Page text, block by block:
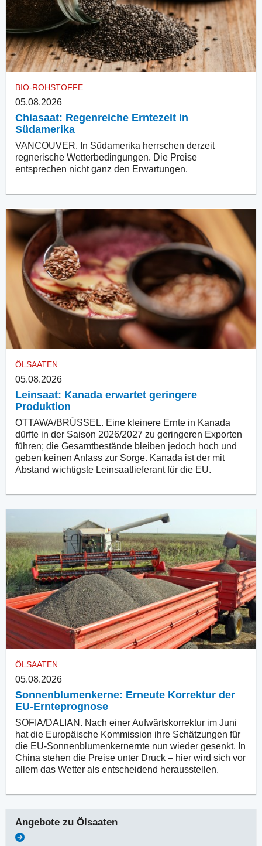
BIO-ROHSTOFFE
05.08.2026
Chiasaat: Regenreiche Erntezeit in
Südamerika
VANCOUVER. In Südamerika herrschen derzeit
regnerische Wetterbedingungen. Die Preise
entsprechen nicht ganz den Erwartungen.
ÖLSAATEN
05.08.2026
Leinsaat: Kanada erwartet geringere
Produktion
OTTAWA/BRÜSSEL. Eine kleinere Ernte in Kanada
dürfte in der Saison 2026/2027 zu geringeren Exporten
führen; die Gesamtbestände bleiben jedoch hoch und
geben keinen Anlass zur Sorge. Kanada ist der mit
Abstand wichtigste Leinsaatlieferant für die EU.
ÖLSAATEN
05.08.2026
Sonnenblumenkerne: Erneute Korrektur der
EU-Ernteprognose
SOFIA/DALIAN. Nach einer Aufwärtskorrektur im Juni
hat die Europäische Kommission ihre Schätzungen für
die EU-Sonnenblumenkernernte nun wieder gesenkt. In
China stehen die Preise unter Druck – hier wird sich vor
allem das Wetter als entscheidend herausstellen.
Angebote zu Ölsaaten